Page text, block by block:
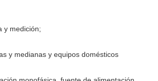
y medición;
y medianas y equipos domésticos